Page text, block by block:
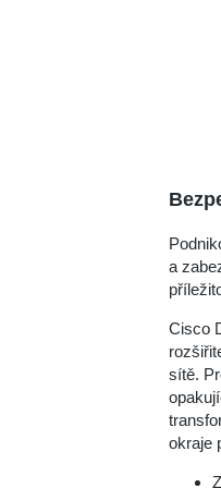
a
Cisco
sítě.
okraje